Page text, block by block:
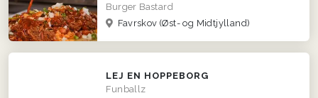
Burger Bastard
Favrskov (Øst- og Midtjylland)
LEJ EN HOPPEBORG
Funballz